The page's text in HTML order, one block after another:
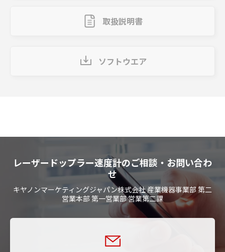
取扱説明書
ソフトウエア
レーザードップラー速度計のご相談・お問い合わ
せ
キヤノンマーケティングジャパン株式会社 産業機器事業部 第二
営業本部 第一営業部 営業第二課